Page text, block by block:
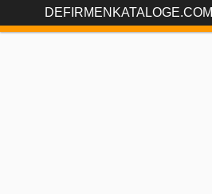
DEFIRMENKATALOGE.COM